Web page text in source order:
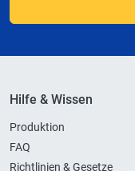
Hilfe & Wissen
Produktion
FAQ
Richtlinien & Gesetze